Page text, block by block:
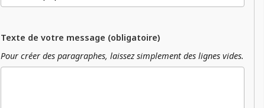
Texte de votre message (obligatoire)
Pour créer des paragraphes, laissez simplement des lignes vides.